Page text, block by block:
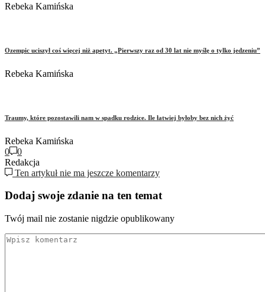
Rebeka Kamińska
Ozempic uciszył coś więcej niż apetyt. „Pierwszy raz od 30 lat nie myślę o tylko jedzeniu”
Rebeka Kamińska
Traumy, które pozostawili nam w spadku rodzice. Ile łatwiej byłoby bez nich żyć
Rebeka Kamińska
0
0
Redakcja
Ten artykuł nie ma jeszcze komentarzy
Dodaj swoje zdanie na ten temat
Twój mail nie zostanie nigdzie opublikowany